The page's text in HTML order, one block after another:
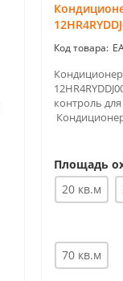
Кондиционер
контроль
Площадь
20 кв.м
70 кв.м